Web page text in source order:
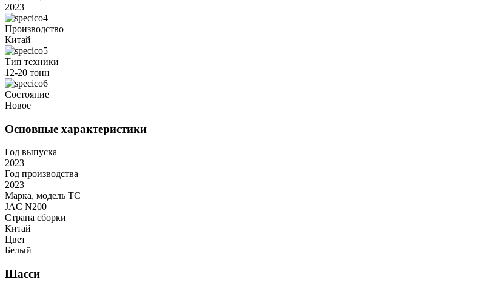
2023
Производство
Китай
Тип техники
12-20 тонн
Состояние
Новое
Основные характеристики
Год выпуска
2023
Год производства
2023
Марка, модель ТС
JAC N200
Страна сборки
Китай
Цвет
Белый
Шасси